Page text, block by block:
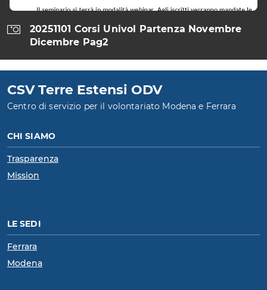
20251101 Corsi Univol Partenza Novembre
Dicembre Pag2
CSV Terre Estensi ODV
Centro di servizio per il volontariato Modena e Ferrara
CHI SIAMO
Trasparenza
Mission
LE SEDI
Ferrara
Modena